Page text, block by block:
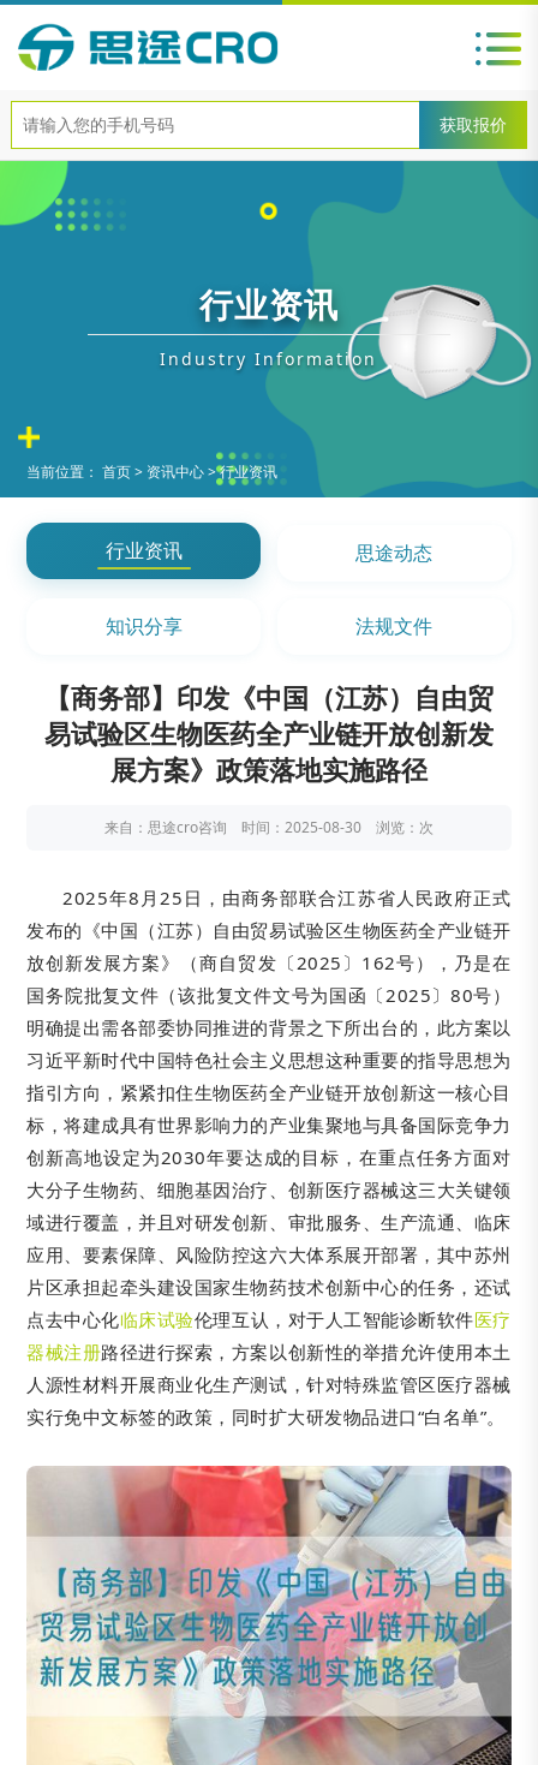
行业资讯
Industry Information
当前位置：首页> 资讯中心>行业资讯
行业资讯 思途动态
知识分享 法规文件
【商务部】印发《中国（江苏）自由贸
易试验区生物医药全产业链开放创新发
展方案》政策落地实施路径​
来自：思途cro咨询 时间：2025-08-30 浏览： 次
2025年8月25日，由商务部联合江苏省人民政府正式
发布的《中国（江苏）自由贸易试验区生物医药全产业链开
放创新发展方案》（商自贸发〔2025〕162号），乃是在
国务院批复文件（该批复文件文号为国函〔2025〕80号）
明确提出需各部委协同推进的背景之下所出台的，此方案以
习近平新时代中国特色社会主义思想这种重要的指导思想为
指引方向，紧紧扣住生物医药全产业链开放创新这一核心目
标，将建成具有世界影响力的产业集聚地与具备国际竞争力
创新高地设定为2030年要达成的目标，在重点任务方面对
大分子生物药、细胞基因治疗、创新医疗器械这三大关键领
域进行覆盖，并且对研发创新、审批服务、生产流通、临床
应用、要素保障、风险防控这六大体系展开部署，其中苏州
片区承担起牵头建设国家生物药技术创新中心的任务，还试
点去中心化临床试验伦理互认，对于人工智能诊断软件医疗
器械注册路径进行探索，方案以创新性的举措允许使用本土
人源性材料开展商业化生产测试，针对特殊监管区医疗器械
实行免中文标签的政策，同时扩大研发物品进口“白名单”。